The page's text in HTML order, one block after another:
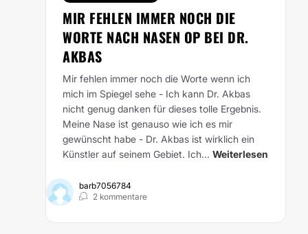
MIR FEHLEN IMMER NOCH DIE
WORTE NACH NASEN OP BEI DR.
AKBAS
Mir fehlen immer noch die Worte wenn ich
mich im Spiegel sehe - Ich kann Dr. Akbas
nicht genug danken für dieses tolle Ergebnis.
Meine Nase ist genauso wie ich es mir
gewünscht habe - Dr. Akbas ist wirklich ein
Künstler auf seinem Gebiet. Ich... Weiterlesen
barb7056784
2 kommentare